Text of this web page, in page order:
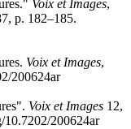
Voix et Images,
p. 182–185.
Voix et Images,
200624ar
Voix et Images 12,
10.7202/200624ar